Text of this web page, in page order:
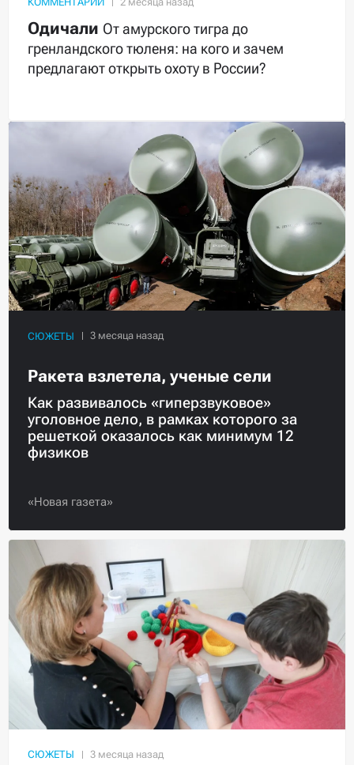
Одичали От амурского тигра до
гренландского тюленя: на кого и зачем
предлагают открыть охоту в России?
СЮЖЕТЫ
Ракета взлетела, ученые сели
Как развивалось «гиперзвуковое»
уголовное дело, в рамках которого за
решеткой оказалось как минимум 12
физиков
«Новая газета»
СЮЖЕТЫ